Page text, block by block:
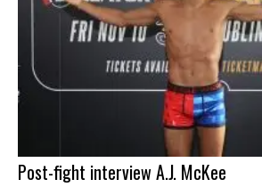
Post-fight interview A.J. McKee